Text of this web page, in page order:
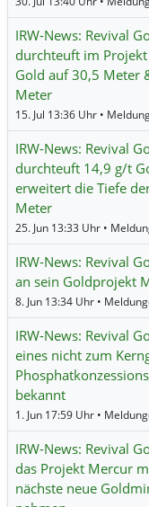
IRW-News: Revival
durchteuft im
Gold auf 30,5 Meter
Meter
IRW-News: Revival
durchteuft 14,9 g/t
erweitert die Tiefe
Meter
IRW-News: Revival
an sein Goldprojekt
IRW-News: Revival
eines nicht zum
bekannt
IRW-News: Revival
das Projekt Mercur
nächste neue